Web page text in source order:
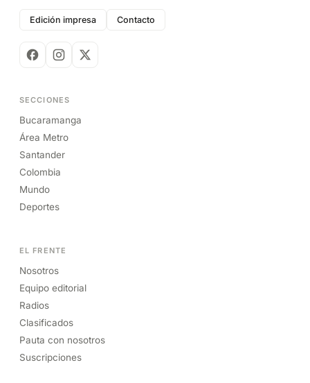
Edición impresa Contacto
SECCIONES
Bucaramanga
Área Metro
Santander
Colombia
Mundo
Deportes
EL FRENTE
Nosotros
Equipo editorial
Radios
Clasificados
Pauta con nosotros
Suscripciones